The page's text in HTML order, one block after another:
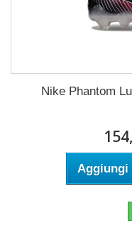
Nike Phantom
Aggiungi